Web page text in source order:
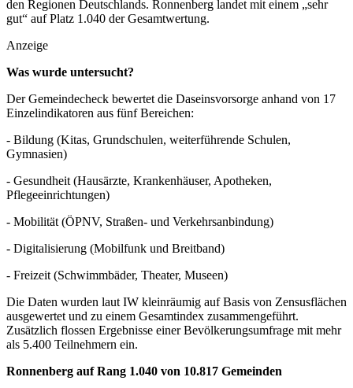
den Regionen Deutschlands. Ronnenberg landet mit einem „sehr
gut“ auf Platz 1.040 der Gesamtwertung.
Anzeige
Was wurde untersucht?
Der Gemeindecheck bewertet die Daseinsvorsorge anhand von 17
Einzelindikatoren aus fünf Bereichen:
- Bildung (Kitas, Grundschulen, weiterführende Schulen,
Gymnasien)
- Gesundheit (Hausärzte, Krankenhäuser, Apotheken,
Pflegeeinrichtungen)
- Mobilität (ÖPNV, Straßen- und Verkehrsanbindung)
- Digitalisierung (Mobilfunk und Breitband)
- Freizeit (Schwimmbäder, Theater, Museen)
Die Daten wurden laut IW kleinräumig auf Basis von Zensusflächen
ausgewertet und zu einem Gesamtindex zusammengeführt.
Zusätzlich flossen Ergebnisse einer Bevölkerungsumfrage mit mehr
als 5.400 Teilnehmern ein.
Ronnenberg auf Rang 1.040 von 10.817 Gemeinden